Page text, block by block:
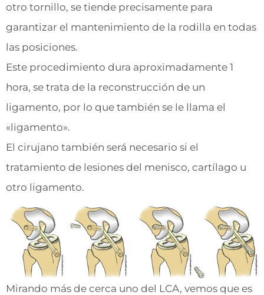
otro tornillo, se tiende precisamente para
garantizar el mantenimiento de la rodilla en todas
las posiciones.
Este procedimiento dura aproximadamente 1
hora, se trata de la reconstrucción de un
ligamento, por lo que también se le llama el
«ligamento».
El cirujano también será necesario si el
tratamiento de lesiones del menisco, cartílago u
otro ligamento.
Mirando más de cerca uno del LCA, vemos que es